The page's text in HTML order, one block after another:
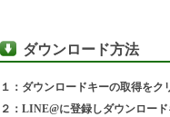
ダウンロード方法
１：ダウンロードキーの取得をク
２：LINE@に登録しダウンロー